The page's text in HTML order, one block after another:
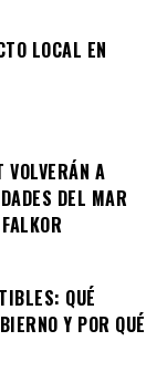
LOCAL EN
VOLVERÁN A
DEL MAR
QUÉ
Y POR QUÉ